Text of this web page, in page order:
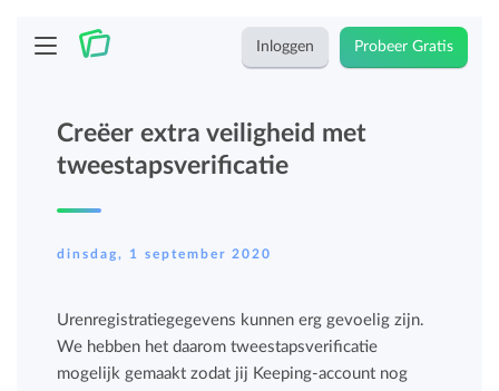
Inloggen Probeer Gratis
Creëer extra veiligheid met
tweestapsverificatie
dinsdag, 1 september 2020
Urenregistratiegegevens kunnen erg gevoelig zijn.
We hebben het daarom tweestapsverificatie
mogelijk gemaakt zodat jij Keeping-account nog